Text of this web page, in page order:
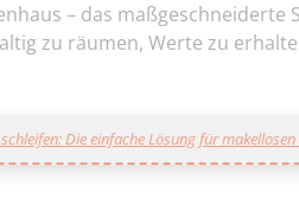
– das maßgeschneiderte
zu räumen, Werte zu
Die einfache Lösung für